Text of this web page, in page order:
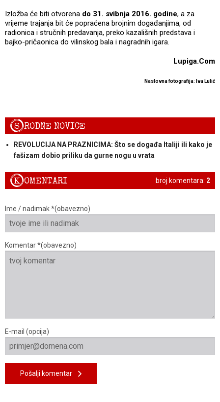
Izložba će biti otvorena do 31. svibnja 2016. godine, a za
vrijeme trajanja bit će popraćena brojnim događanjima, od
radionica i stručnih predavanja, preko kazališnih predstava i
bajko-pričaonica do vilinskog bala i nagradnih igara.
Lupiga.Com
Naslovna fotografija: Iva Lulić
SRODNE NOVICE
REVOLUCIJA NA PRAZNICIMA: Što se događa Italiji ili kako je
fašizam dobio priliku da gurne nogu u vrata
broj komentara: 2
KOMENTARI
Ime / nadimak *(obavezno)
Komentar *(obavezno)
E-mail (opcija)
Pošalji komentar